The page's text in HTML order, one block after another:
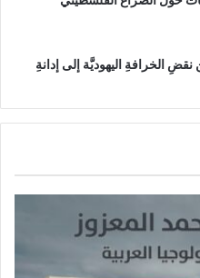
الخرافةِ اليهوديَّة إلى إدانةِ